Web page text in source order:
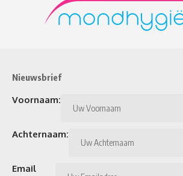
Nieuwsbrief
Voornaam:
Achternaam:
Email